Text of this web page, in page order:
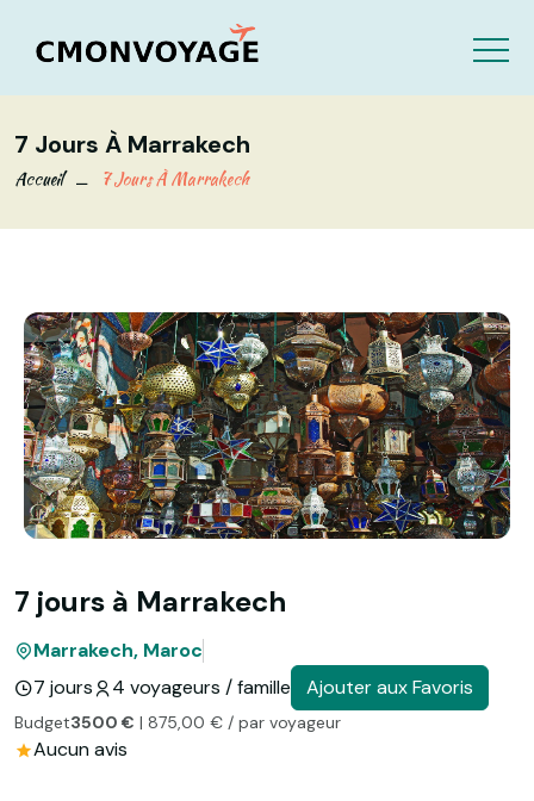
7 Jours À Marrakech
Accueil 7 Jours À Marrakech
7 jours à Marrakech
Marrakech, Maroc
7 jours
4 voyageurs / famille Ajouter aux Favoris
Budget3500 € | 875,00 € / par voyageur
Aucun avis